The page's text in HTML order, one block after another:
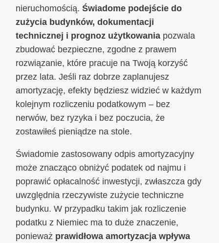
nieruchomością. Świadome podejście do
zużycia budynków, dokumentacji
technicznej i prognoz użytkowania pozwala
zbudować bezpieczne, zgodne z prawem
rozwiązanie, które pracuje na Twoją korzyść
przez lata. Jeśli raz dobrze zaplanujesz
amortyzację, efekty będziesz widzieć w każdym
kolejnym rozliczeniu podatkowym – bez
nerwów, bez ryzyka i bez poczucia, że
zostawiłeś pieniądze na stole.
Świadomie zastosowany odpis amortyzacyjny
może znacząco obniżyć podatek od najmu i
poprawić opłacalność inwestycji, zwłaszcza gdy
uwzględnia rzeczywiste zużycie techniczne
budynku. W przypadku takim jak rozliczenie
podatku z Niemiec ma to duże znaczenie,
ponieważ prawidłowa amortyzacja wpływa